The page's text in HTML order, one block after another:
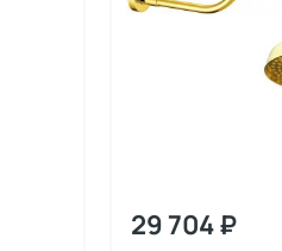
29 704 ₽